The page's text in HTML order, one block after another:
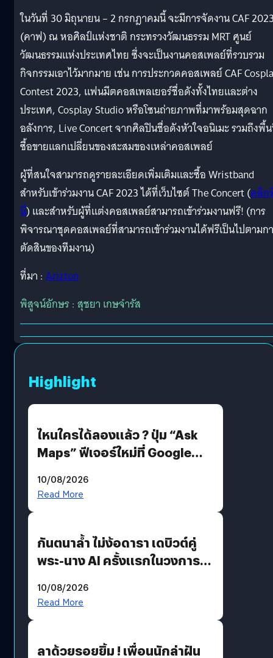
ในวันที่ 30 มิถุนายน – 2 กรกฎาคมนี้ จะมีการจัดงาน CAF
(คาฟ) ณ หอศิลป์แห่งชาติ กระทรวงวัฒนธรรม MRT ศูนย์
วัฒนธรรมแห่งประเทศไทย ซึ่งจะเป็นงานคอสเพลย์ที่รวบรวม
กิจกรรมเอาไว้มากมาย เช่น การประกวดคอสเพลย์ CAF
Contest 2023, แฟนมีตคอสเพลเยอร์ชื่อดังทั้งไทยและต่าง
ประเทศ, Cosplay Studio หรือโซนถ่ายภาพที่มาพร้อมสุดฉาก
อลังการ, Live Concert จากศิลปินชื่อดังหัวใจอนิเมะ รวมถึงพื้
ซื้อขายแลกเปลี่ยนของสะสมของเหล่าคอสเพลย์
ผู้ที่สนใจสามารถดูรายละเอียดเพิ่มเติมและซื้อ Wristband
สำหรับเข้าร่วมงาน CAF 2023 ได้ที่เว็บไซต์ The Concert (คลิก
นี่) และสำหรับผู้ที่แต่งคอสเพลย์สามารถเข้าร่วมงานฟรี! (การ
พิจารณาชุดคอสเพลย์ที่สามารถเข้าร่วมงานได้ฟรีเป็นไปตามก
ตัดสินของทีมงาน)
ที่มา : Arizton
พิสูจน์อักษร : สุชยา เกษจำรัส
Highlight
ไหนใครได้ลองแล้ว ? ปุ่ม “Ask
Maps” ฟีเจอร์ใหม่ที่ Google
คุยกับแผนที่ได้แล้ว
10/08/2026
Read More
กันตนาล้ำ ไม่ง้อดารา เดบิวต์คู่
พระ-นาง AI ครั้งแรกในวงการ
10/08/2026
Read More
ลาด้วยรอยยิ้ม ! เพื่อนนักล่าฝัน